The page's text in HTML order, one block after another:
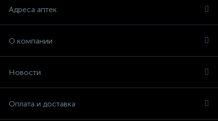
Адреса аптек
О компании
Новости
Оплата и доставка